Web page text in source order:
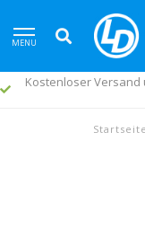
MENU
Kostenloser Versand
Startseite